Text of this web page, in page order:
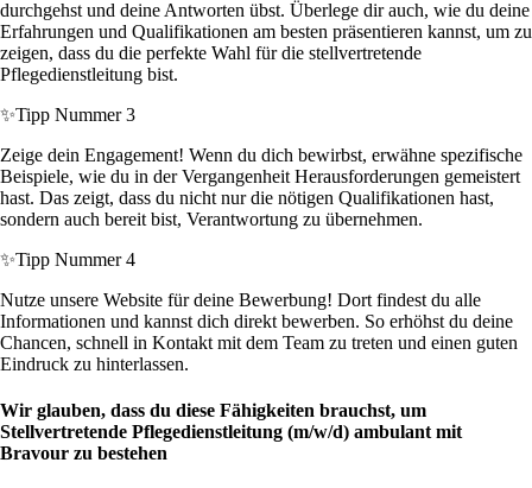
durchgehst und deine Antworten übst. Überlege dir auch, wie du deine
Erfahrungen und Qualifikationen am besten präsentieren kannst, um zu
zeigen, dass du die perfekte Wahl für die stellvertretende
Pflegedienstleitung bist.
✨Tipp Nummer 3
Zeige dein Engagement! Wenn du dich bewirbst, erwähne spezifische
Beispiele, wie du in der Vergangenheit Herausforderungen gemeistert
hast. Das zeigt, dass du nicht nur die nötigen Qualifikationen hast,
sondern auch bereit bist, Verantwortung zu übernehmen.
✨Tipp Nummer 4
Nutze unsere Website für deine Bewerbung! Dort findest du alle
Informationen und kannst dich direkt bewerben. So erhöhst du deine
Chancen, schnell in Kontakt mit dem Team zu treten und einen guten
Eindruck zu hinterlassen.
Wir glauben, dass du diese Fähigkeiten brauchst, um
Stellvertretende Pflegedienstleitung (m/w/d) ambulant mit
Bravour zu bestehen